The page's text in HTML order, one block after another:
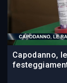
Capodanno,